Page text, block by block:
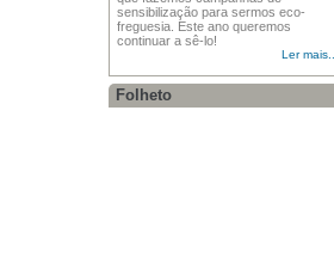
sensibilização para sermos eco-
freguesia. Este ano queremos
continuar a sê-lo!
Ler mais...
Folheto